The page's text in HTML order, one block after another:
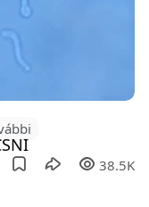
38.5K